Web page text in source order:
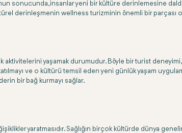
sonucunda, insanlar yeni bir kültüre derinlemesine
derinleşmenin wellness turizminin önemli bir parçası
yaşamak durumudur. Böyle bir turist
ve o kültürü temsil eden yeni günlük yaşam
bir bağ kurmayı sağlar.
yaratmasıdır. Sağlığın birçok kültürde dünya